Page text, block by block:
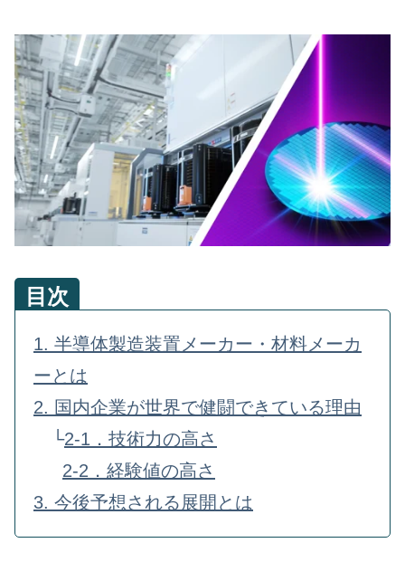
目次
1. 半導体製造装置メーカー・材料メーカ
ーとは
2. 国内企業が世界で健闘できている理由
└2-1．技術力の高さ
2-2．経験値の高さ
3. 今後予想される展開とは